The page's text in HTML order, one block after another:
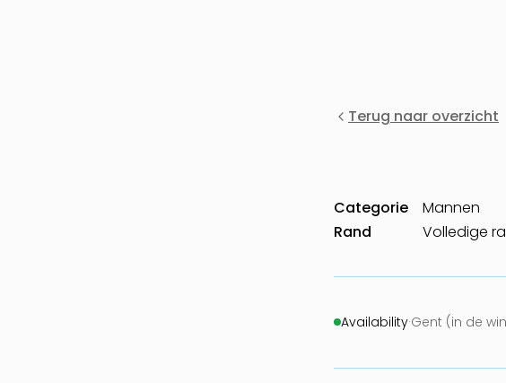
Terug naar overzicht
Categorie
Mannen
Rand
Volledige
Availability·Gent (in de